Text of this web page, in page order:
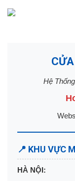
Hệ
📍 KHU VỰC
HÀ NỘI: